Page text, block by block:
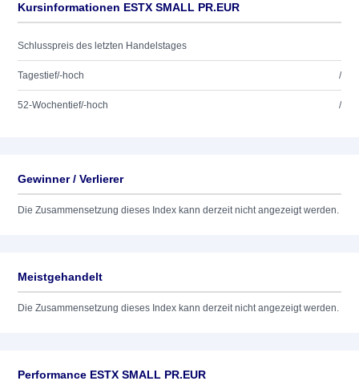
Kursinformationen ESTX SMALL PR.EUR
Schlusspreis des letzten Handelstages
Tagestief/-hoch /
52-Wochentief/-hoch /
Gewinner / Verlierer
Die Zusammensetzung dieses Index kann derzeit nicht angezeigt werden.
Meistgehandelt
Die Zusammensetzung dieses Index kann derzeit nicht angezeigt werden.
Performance ESTX SMALL PR.EUR